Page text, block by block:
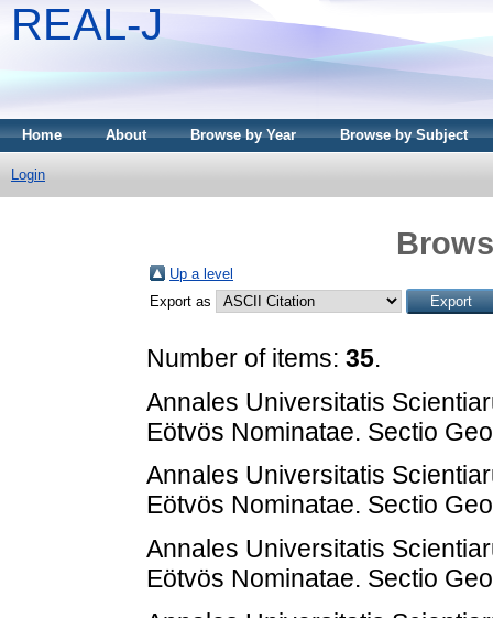
REAL-J
Home About Browse by Year Browse by Subject
Login
Up a level
Export as
Number of items: 35.
Annales Universitatis
Eötvös Nominatae. Sectio
Annales Universitatis
Eötvös Nominatae. Sectio
Annales Universitatis
Eötvös Nominatae. Sectio